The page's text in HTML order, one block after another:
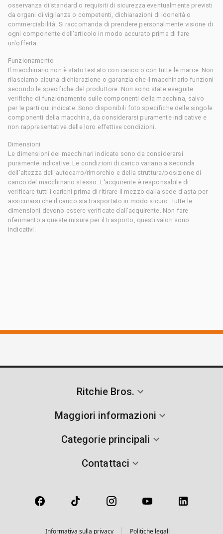
osservanza di standard o requisiti di sicurezza eventualmente previsti
da organi di vigilanza o competenti, dichiarazioni di idoneità o
commerciabilità. Si raccomanda di prendere personalmente visione di
ogni componente dell'articolo in modo accurato prima di fare
un'offerta.
Funzionamento
Il macchinario non è stato testato con carico o con tutte le marce. Non
rilasciamo alcuna dichiarazione o garanzia che il macchinario funzioni
secondo le specifiche del produttore. Non sono state eseguite
verifiche di funzionamento sulle componenti della macchina, salvo
per le parti qui indicate. Sono disponibili foto specifiche delle singole
componenti della macchina, da considerarsi puramente indicative e
non rappresentative delle loro effettive condizioni.
Dimensioni
Le dimensioni dei macchinari indicate sono da considerarsi
puramente indicative. Le condizioni di carico variano a seconda
dell'altezza dell'autocarro/rimorchio e della struttura/posizione di
carico del macchinario stesso. L'acquirente è responsabile di
verificare tutti i carichi prima di ritirare il mezzo dalla sede d'asta per
assicurarsi che il carico sia trasportato in modo sicuro. Tutte le
dimensioni devono essere verificate dall'acquirente. Non fare
riferimento a queste misure per il trasporto, questi valori sono
indicativi.
Ritchie Bros.
Maggiori informazioni
Categorie principali
Contattaci
Informativa sulla privacy Politiche legali